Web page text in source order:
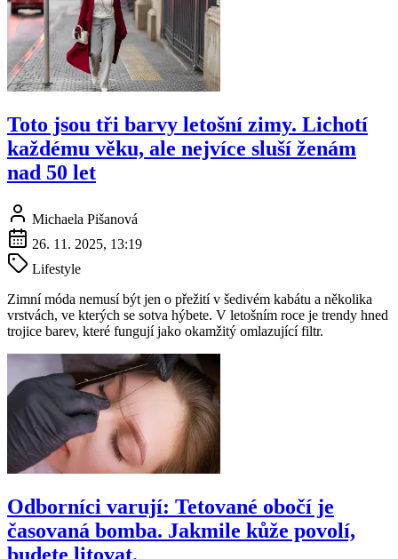
Toto jsou tři barvy letošní zimy. Lichotí
každému věku, ale nejvíce sluší ženám
nad 50 let
Michaela Pišanová
26. 11. 2025, 13:19
Lifestyle
Zimní móda nemusí být jen o přežití v šedivém kabátu a několika
vrstvách, ve kterých se sotva hýbete. V letošním roce je trendy hned
trojice barev, které fungují jako okamžitý omlazující filtr.
Odborníci varují: Tetované obočí je
časovaná bomba. Jakmile kůže povolí,